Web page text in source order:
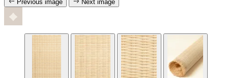
Previous image Next image